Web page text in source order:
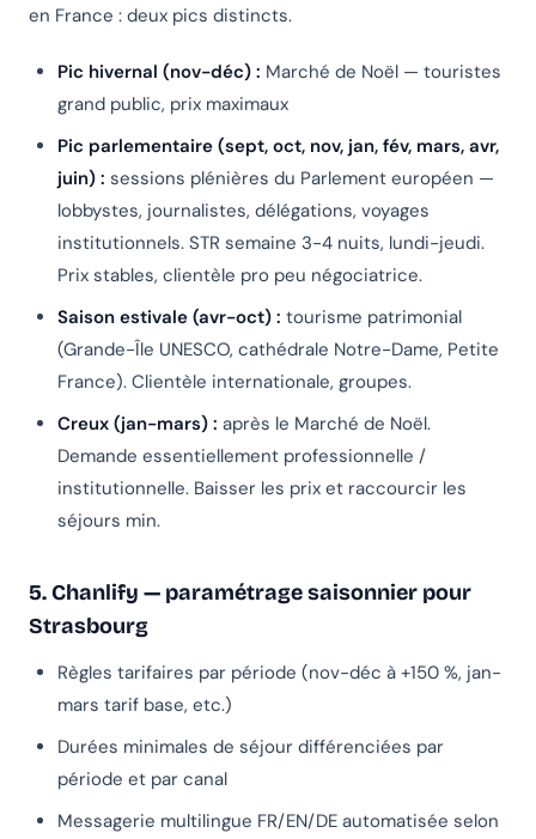
en France : deux pics distincts.
Pic hivernal (nov-déc) : Marché de Noël — touristes
grand public, prix maximaux
Pic parlementaire (sept, oct, nov, jan, fév, mars, avr,
juin) : sessions plénières du Parlement européen —
lobbystes, journalistes, délégations, voyages
institutionnels. STR semaine 3-4 nuits, lundi-jeudi.
Prix stables, clientèle pro peu négociatrice.
Saison estivale (avr-oct) : tourisme patrimonial
(Grande-Île UNESCO, cathédrale Notre-Dame, Petite
France). Clientèle internationale, groupes.
Creux (jan-mars) : après le Marché de Noël.
Demande essentiellement professionnelle /
institutionnelle. Baisser les prix et raccourcir les
séjours min.
5. Chanlify — paramétrage saisonnier pour
Strasbourg
Règles tarifaires par période (nov-déc à +150 %, jan-
mars tarif base, etc.)
Durées minimales de séjour différenciées par
période et par canal
Messagerie multilingue FR/EN/DE automatisée selon